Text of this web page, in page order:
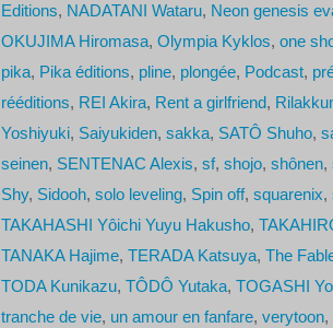
Editions, NADATANI Wataru, Neon genesis
OKUJIMA Hiromasa, Olympia Kyklos, one
pika, Pika éditions, pline, plongée, Podcast,
rééditions, REI Akira, Rent a girlfriend,
Yoshiyuki, Saiyukiden, sakka, SATÔ Shuho,
seinen, SENTENAC Alexis, sf, shojo, shônen,
Shy, Sidooh, solo leveling, Spin off, squarenix,
TAKAHASHI Yôichi Yuyu Hakusho,
TANAKA Hajime, TERADA Katsuya, The
TODA Kunikazu, TÔDÔ Yutaka, TOGASHI
tranche de vie, un amour en fanfare, verytoon,